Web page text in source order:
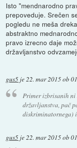
Isto "mendnarodno
prepoveduje. Srečen
pogledu ne meša
abstraktno
pravo izrecno daje
državljanstvo
gus5 je22. mar 2015 ob
Primer izbrisanih
državljanstva, pač
diskriminatornega)
gus5 je22. mar 2015 ob